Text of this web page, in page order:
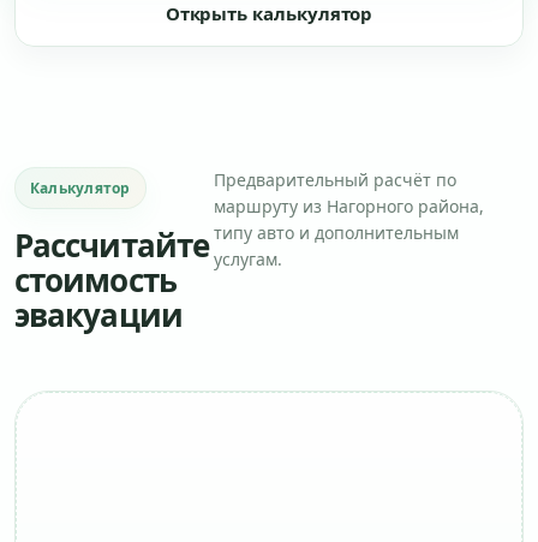
Открыть калькулятор
Калькулятор
Рассчитайте
стоимость
эвакуации
Предварительный расчёт по
маршруту из Нагорного района,
типу авто и дополнительным
услугам.